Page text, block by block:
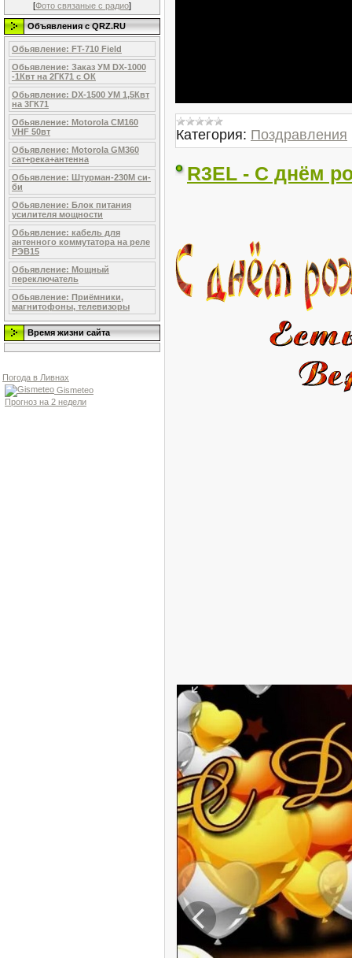
[Фото связаные с радио]
Объявления c QRZ.RU
Обьявление: FT-710 Field
Обьявление: Заказ УМ DX-1000
-1Квт на 2ГК71 с ОК
Обьявление: DX-1500 УМ 1,5Квт
на 3ГК71
Обьявление: Mоtоrola CM160
VHF 50вт
Обьявление: Motоrolа GM360
сат+река+антeнна
Обьявление: Штурман-230М си-
би
Обьявление: Блок питания
усилителя мощности
Обьявление: кабель для
антенного коммутатора на реле
РЭВ15
Обьявление: Мощный
переключатель
Обьявление: Приёмники,
магнитофоны, телевизоры
Время жизни сайта
Погода в Ливнах
Gismeteo
Прогноз на 2 недели
Категория: Поздравления
R3EL - С днём